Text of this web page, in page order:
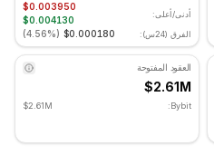
أدنى/أعلى:
$0.003950
$0.004130
الفرق (24س): $0.000180
(
4.56%
)
العقود المفتوحة
$2.61M
Bybit:
$2.61M